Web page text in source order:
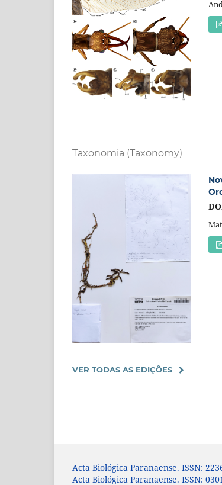
Taxonomia (Taxonomy)
VER TODAS AS EDIÇÕES
Acta Biológica Paranaense. ISSN:
Acta Biológica Paranaense. ISSN: